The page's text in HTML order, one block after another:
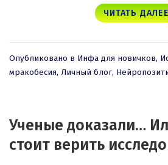
ЧИТАТЬ
Опубликовано в Инфа для новичков,
мракобесия, Личный блог,
Ученые доказали…
стоит верить